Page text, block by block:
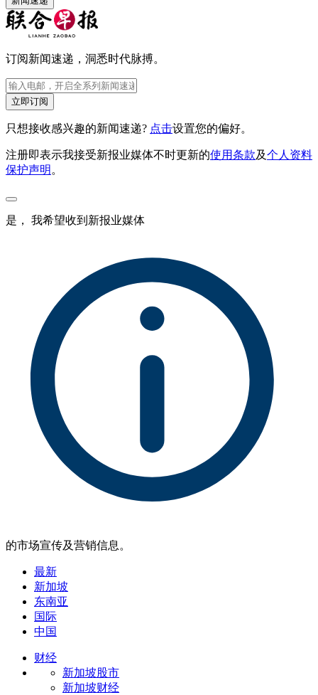
订阅新闻速递，洞悉时代脉搏。
立即订阅
只想接收感兴趣的新闻速递? 点击设置您的偏好。
注册即表示我接受新报业媒体不时更新的使用条款及个人资料
保护声明 。
是， 我希望收到新报业媒体
的市场宣传及营销信息。
最新
新加坡
东南亚
国际
中国
财经
新加坡股市
新加坡财经